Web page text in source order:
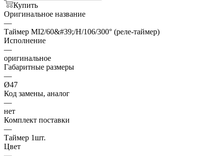
Купить
Оригинальное название
—
Таймер MI2/60&#39;/H/106/300° (реле-таймер)
Исполнение
—
оригинальное
Габаритные размеры
—
Ø47
Код замены, аналог
—
нет
Комплект поставки
—
Таймер 1шт.
Цвет